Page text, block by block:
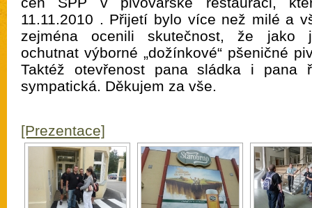
11.11.2010 . Přijetí bylo více než milé a
zejména ocenili skutečnost, že jako
ochutnat výborné „dožínkové“ pšeničné
Taktéž otevřenost pana sládka i pana
sympatická. Děkujem za vše.
[Prezentace]